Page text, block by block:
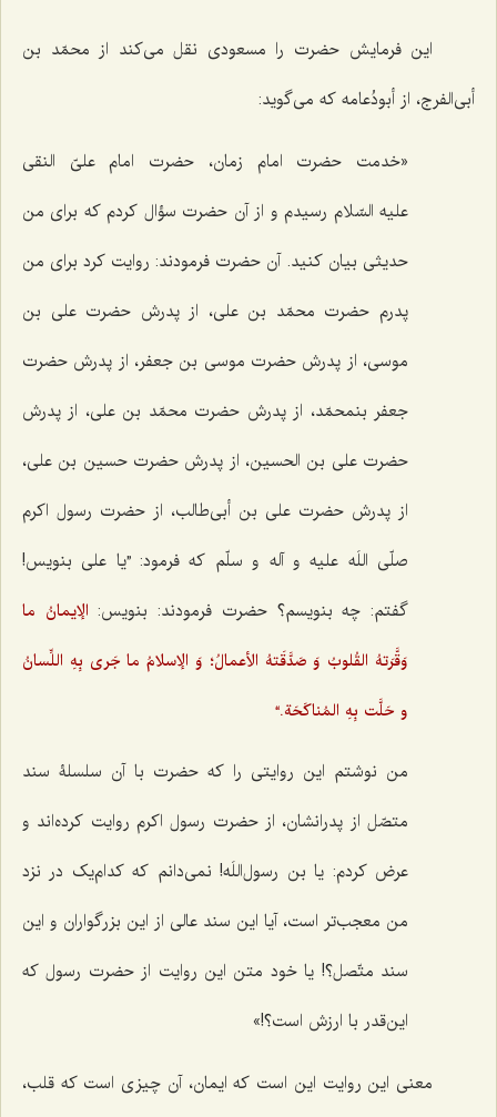
این فرمایش حضرت را مسعودی نقل می‌کند از محمّد بن
أبی‌الفرج، از أبودُعامه که می‌گوید:
«خدمت حضرت امام زمان، حضرت امام علیّ النقی
علیه السّلام رسیدم و از آن حضرت سؤال کردم که برای من
حدیثی بیان کنید. آن حضرت فرمودند: روایت کرد برای من
پدرم حضرت محمّد بن علی، از پدرش حضرت علی بن
موسی، از پدرش حضرت موسی بن جعفر، از پدرش حضرت
جعفر بنمحمّد، از پدرش حضرت محمّد بن علی، از پدرش
حضرت علی بن الحسین، از پدرش حضرت حسین بن علی،
از پدرش حضرت علی بن أبی‌طالب، از حضرت رسول اکرم
صلّی اللَه علیه و آله و سلّم که فرمود: ”یا علی بنویس!
گفتم: چه بنویسم؟ حضرت فرمودند: بنویس: الإیمانُ ما
وَقَّرَتهُ القُلوبُ وَ صَدَّقَتهُ الأعمالُ؛ وَ الإسلامُ ما جَری بِهِ اللِّسانُ
و حَلَّت بِهِ المُناکَحَة.“
من نوشتم این روایتی را که حضرت با آن سلسلۀ سند
متصّل از پدرانشان، از حضرت رسول اکرم روایت کرده‌اند و
عرض کردم: یا بن رسول‌اللَه! نمی‌دانم که کدام‌یک در نزد
من معجب‌تر است، آیا این سند عالی از این بزرگواران و این
سند متّصل؟! یا خود متن این روایت از حضرت رسول که
این‌قدر با ارزش است؟!»
معنی این روایت این است که ایمان، آن چیزی است که قلب،